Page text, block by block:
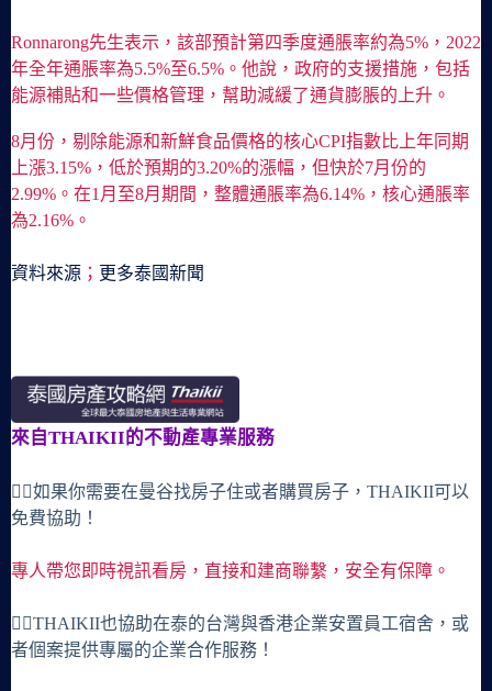
Ronnarong先生表示，該部預計第四季度通脹率約為5%，2022
年全年通脹率為5.5%至6.5%。他說，政府的支援措施，包括
能源補貼和一些價格管理，幫助減緩了通貨膨脹的上升。
8月份，剔除能源和新鮮食品價格的核心CPI指數比上年同期
上漲3.15%，低於預期的3.20%的漲幅，但快於7月份的
2.99%。在1月至8月期間，整體通脹率為6.14%，核心通脹率
為2.16%。
資料來源 ； 更多泰國新聞
來自THAIKII的不動產專業服務
🙋‍♀️如果你需要在曼谷找房子住或者購買房子，THAIKII可以
免費協助！
專人帶您即時視訊看房，直接和建商聯繫，安全有保障。
🙋‍♀️THAIKII也協助在泰的台灣與香港企業安置員工宿舍，或
者個案提供專屬的企業合作服務！